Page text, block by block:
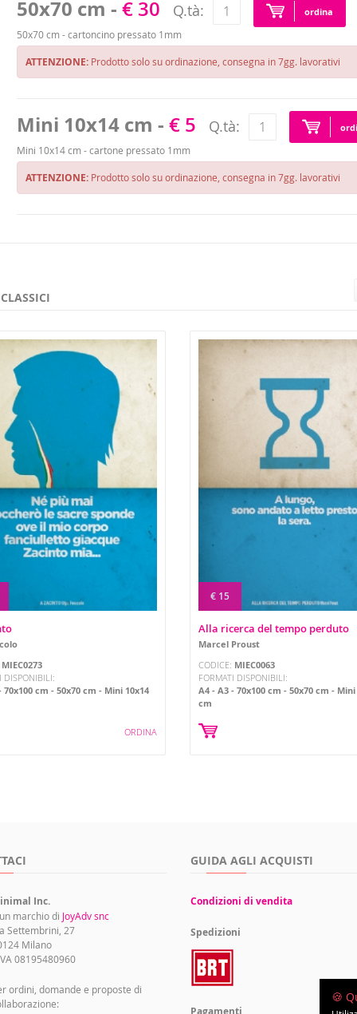
50x70 cm -€ 30 Q.tà: ordina
50x70 cm - cartoncino pressato 1mm
ATTENZIONE: Prodotto solo su ordinazione, consegna in 7gg. lavorativi
Mini 10x14 cm -€ 5 Q.tà:
Mini 10x14 cm - cartone pressato 1mm
ATTENZIONE: Prodotto solo su ordinazione, consegna in 7gg. lavorativi
MIEC0273
DISPONIBILI:
70x100 cm 50x70 cm
Mini 10x14
ORDINA
€ 15
Alla ricerca del tempo perduto
Marcel Proust
CODICE: MIEC0063
FORMATI DISPONIBILI:
A4
A3 70x100 cm 50x70 cm
Mini
cm
Inc.
marchio di JoyAdv snc
Settembrini, 27
Milano
08195480960
ordini, domande e proposte di
GUIDA AGLI ACQUISTI
Condizioni di vendita
Spedizioni
Pagamenti
🍪